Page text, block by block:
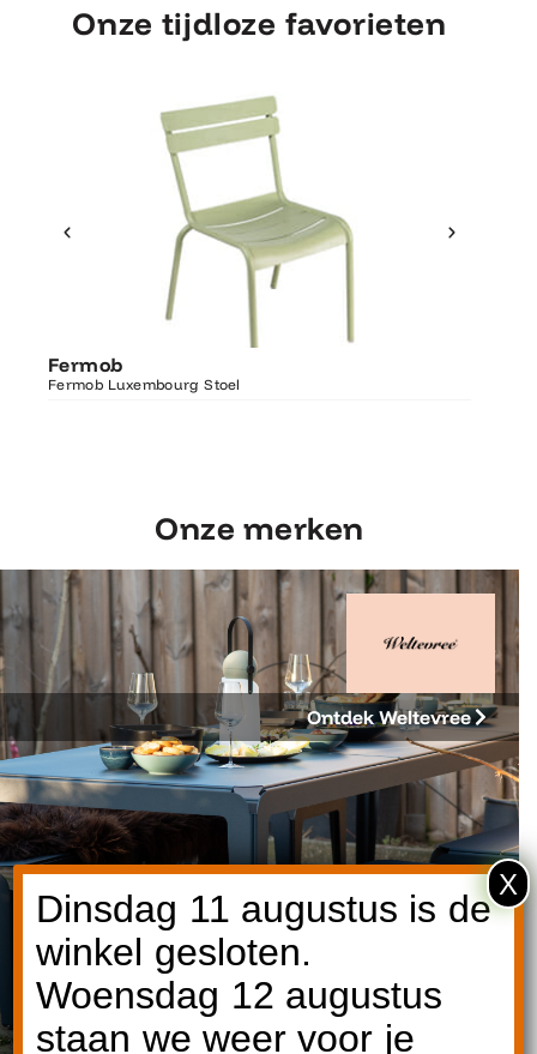
Onze tijdloze favorieten
Fermob
Fermob Luxembourg Stoel
Ontdek Fermob
Luxembourg Stoel
Onze merken
Ontdek Weltevree
Dinsdag 11 augustus is de
winkel gesloten.
Woensdag 12 augustus
staan we weer voor je
X